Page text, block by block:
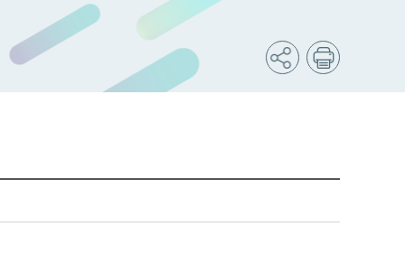
문화행사
공지사항
자주하는질문
신청서비스안내
동네서점에 보물있다
도서이용정보
관심자료목록
희망도서신청조회
문화행사신청조회